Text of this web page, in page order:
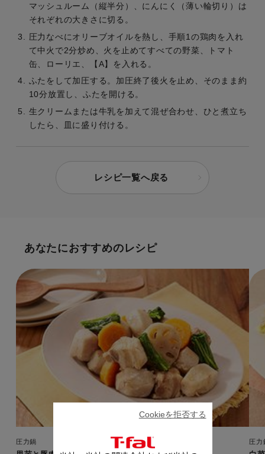
マッシュルーム（縦半分）、にんにく（薄い輪切り）は
それぞれの大きさに切る。
圧力なべにオリーブオイルを熱し、手順1の鶏肉を入れ
て中火で2分炒め、火を止めてすべての野菜、トマト
缶、ローリエ、【A】を入れる。
ふたをして加圧する。加圧終了後火を止め、そのまま約
10分放置し、ふたを開ける。
生クリームまたは牛乳を加えて混ぜ合わせ、ひと煮立ち
したら、皿に盛り付ける。
レシピ一覧へ戻る
あなたにおすすめのレシピ
圧力鍋 圧力
Cookieを拒否する